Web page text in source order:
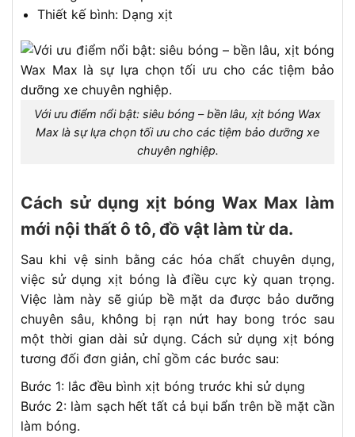
Thiết kế bình: Dạng xịt
Với ưu điểm nổi bật: siêu bóng – bền lâu, xịt bóng Wax
Max là sự lựa chọn tối ưu cho các tiệm bảo dưỡng xe
chuyên nghiệp.
Cách sử dụng xịt bóng Wax Max làm
mới nội thất ô tô, đồ vật làm từ da.
Sau khi vệ sinh bằng các hóa chất chuyên dụng,
việc sử dụng xịt bóng là điều cực kỳ quan trọng.
Việc làm này sẽ giúp bề mặt da được bảo dưỡng
chuyên sâu, không bị rạn nứt hay bong tróc sau
một thời gian dài sử dụng. Cách sử dụng xịt bóng
tương đối đơn giản, chỉ gồm các bước sau:
Bước 1: lắc đều bình xịt bóng trước khi sử dụng
Bước 2: làm sạch hết tất cả bụi bẩn trên bề mặt cần
làm bóng.